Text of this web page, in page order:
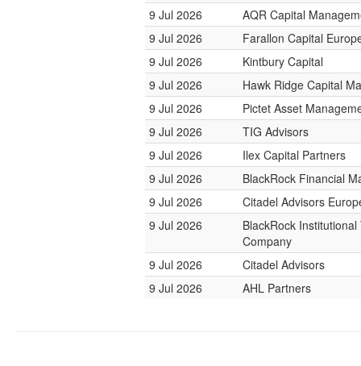
9 Jul 2026
AQR Capital
9 Jul 2026
Farallon Capital
9 Jul 2026
Kintbury Capital
9 Jul 2026
Hawk Ridge Capital
9 Jul 2026
Pictet Asset
9 Jul 2026
TIG Advisors
9 Jul 2026
Ilex Capital Partners
9 Jul 2026
BlackRock Financial
9 Jul 2026
Citadel Advisors
9 Jul 2026
BlackRock Institutional
Company
9 Jul 2026
Citadel Advisors
9 Jul 2026
AHL Partners